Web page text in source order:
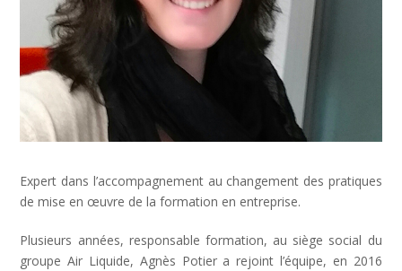
Expert dans l’accompagnement au changement des pratiques
de mise en œuvre de la formation en entreprise.
Plusieurs années, responsable formation, au siège social du
groupe Air Liquide, Agnès Potier a rejoint l’équipe, en 2016